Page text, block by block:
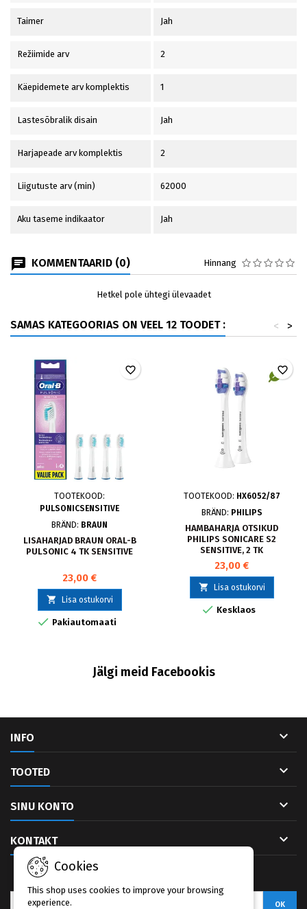
Taimer Jah
Režiimide arv 2
Käepidemete arv komplektis 1
Lastesõbralik disain Jah
Harjapeade arv komplektis 2
Liigutuste arv (min) 62000
Aku taseme indikaator Jah
KOMMENTAARID (0) Hinnang
Hetkel pole ühtegi ülevaadet
SAMAS KATEGOORIAS ON VEEL 12 TOODET : >
<
TOOTEKOOD:
PULSONICSENSITIVE
BRÄND: BRAUN
LISAHARJAD BRAUN ORAL-B
PULSONIC 4 TK SENSITIVE
23,00 €
 Lisa ostukorvi
 Pakiautomaati
favorite_border
TOOTEKOOD: HX6052/87
BRÄND: PHILIPS
HAMBAHARJA OTSIKUD
PHILIPS SONICARE S2
SENSITIVE, 2 TK
23,00 €
 Lisa ostukorvi
 Kesklaos
favorite_border
Jälgi meid Facebookis
INFO 
TOOTED 
SINU KONTO 
KONTAKT 
Cookies
This shop uses cookies to improve your browsing
experience.